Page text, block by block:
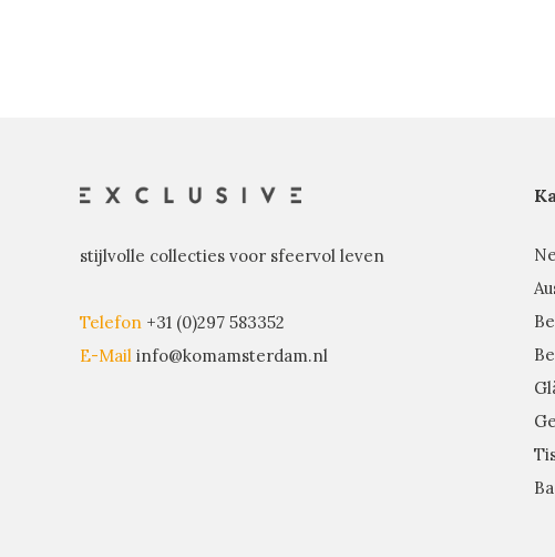
stijlvolle collecties voor sfeervol leven
Telefon +31 (0)297 583352
E-Mail info@komamsterdam.nl